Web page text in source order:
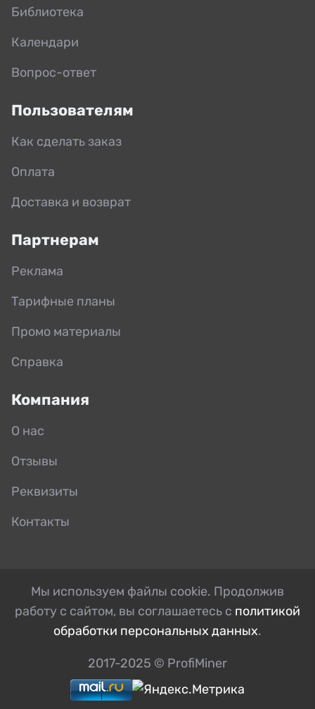
Библиотека
Календари
Вопрос-ответ
Пользователям
Как сделать заказ
Оплата
Доставка и возврат
Партнерам
Реклама
Тарифные планы
Промо материалы
Справка
Компания
О нас
Отзывы
Реквизиты
Контакты
Мы используем файлы cookie. Продолжив
работу с сайтом, вы соглашаетесь с политикой
обработки персональных данных.
2017-2025 © ProfiMiner